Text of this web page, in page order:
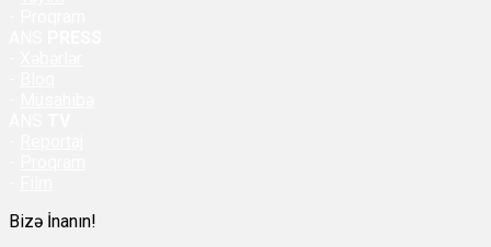
Bizə İnanın!